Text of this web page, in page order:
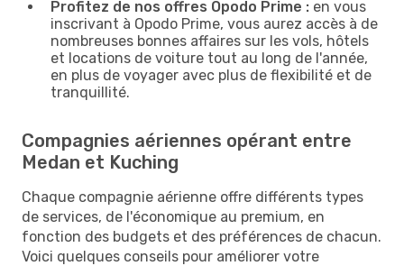
Profitez de nos offres Opodo Prime : en vous
inscrivant à Opodo Prime, vous aurez accès à de
nombreuses bonnes affaires sur les vols, hôtels
et locations de voiture tout au long de l'année,
en plus de voyager avec plus de flexibilité et de
tranquillité.
Compagnies aériennes opérant entre
Medan et Kuching
Chaque compagnie aérienne offre différents types
de services, de l'économique au premium, en
fonction des budgets et des préférences de chacun.
Voici quelques conseils pour améliorer votre